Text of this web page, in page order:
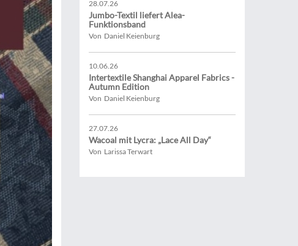
28.07.26
Jumbo-Textil liefert Alea-
Funktionsband
Von Daniel Keienburg
10.06.26
Intertextile Shanghai Apparel Fabrics -
Autumn Edition
Von Daniel Keienburg
27.07.26
Wacoal mit Lycra: „Lace All Day“
Von Larissa Terwart